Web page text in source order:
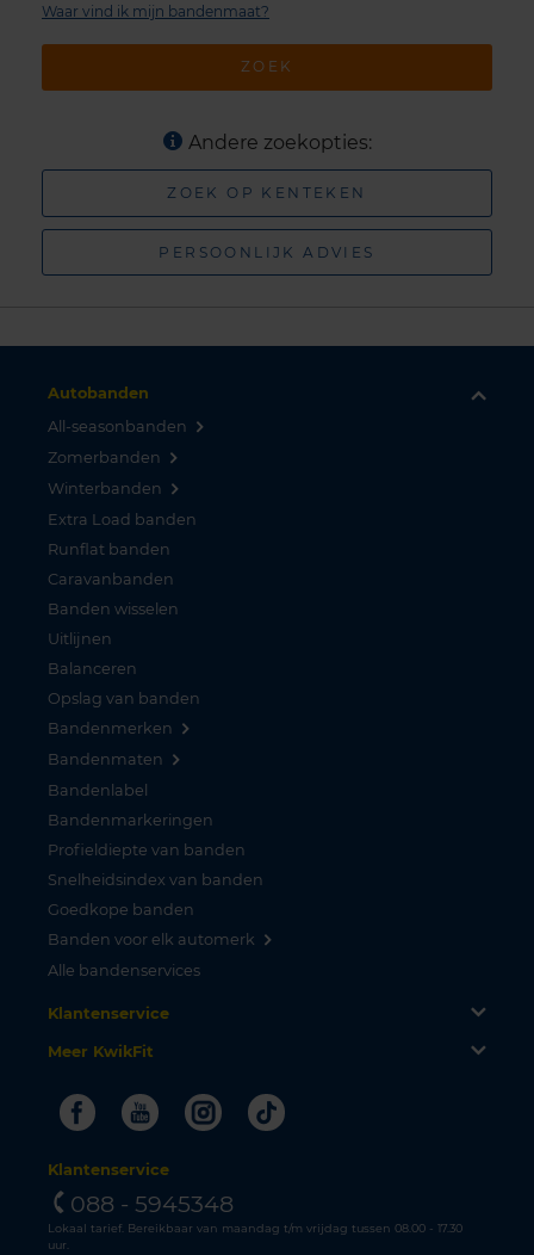
ZOEK
Waar vind ik mijn bandenmaat?
Andere zoekopties:
ZOEK OP KENTEKEN
PERSOONLIJK ADVIES
Autobanden
All-seasonbanden
Zomerbanden
Winterbanden
Extra Load banden
Runflat banden
Caravanbanden
Banden wisselen
Uitlijnen
Balanceren
Opslag van banden
Bandenmerken
Bandenmaten
Bandenlabel
Bandenmarkeringen
Profieldiepte van banden
Snelheidsindex van banden
Goedkope banden
Banden voor elk automerk
Alle bandenservices
Klantenservice
Meer KwikFit
FacebookYoutubeInstagram
Tiktok
Klantenservice
088 - 5945348
Lokaal tarief. Bereikbaar van maandag t/m vrijdag tussen 08.00 - 17.30
uur.